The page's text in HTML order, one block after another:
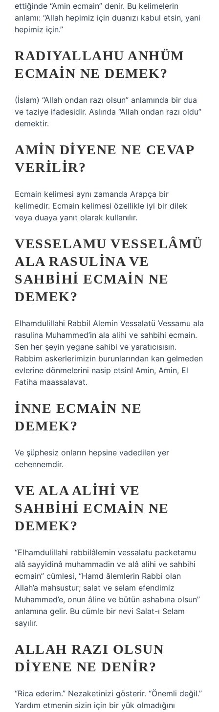
ettiğinde “Amin ecmain” denir. Bu kelimelerin
anlamı: “Allah hepimiz için duanızı kabul etsin, yani
hepimiz için.”
RADIYALLAHU ANHÜM
ECMAIN NE DEMEK?
(İslam) “Allah ondan razı olsun” anlamında bir dua
ve taziye ifadesidir. Aslında “Allah ondan razı oldu”
demektir.
AMIN DIYENE NE CEVAP
VERILIR?
Ecmain kelimesi aynı zamanda Arapça bir
kelimedir. Ecmain kelimesi özellikle iyi bir dilek
veya duaya yanıt olarak kullanılır.
VESSELAMU VESSELÂMÜ
ALA RASULINA VE
SAHBIHI ECMAIN NE
DEMEK?
Elhamdulillahi Rabbil Alemin Vessalatü Vessamu ala
rasulina Muhammed’in ala alihi ve sahbihi ecmain.
Sen her şeyin yegane sahibi ve yaratıcısısın.
Rabbim askerlerimizin burunlarından kan gelmeden
evlerine dönmelerini nasip etsin! Amin, Amin, El
Fatiha maassalavat.
İNNE ECMAIN NE
DEMEK?
Ve şüphesiz onların hepsine vadedilen yer
cehennemdir.
VE ALA ALIHI VE
SAHBIHI ECMAIN NE
DEMEK?
“Elhamdulillahi rabbilâlemin vessalatu packetamu
alâ sayyidinâ muhammadin ve alâ alihi ve sahbihi
ecmain” cümlesi, “Hamd âlemlerin Rabbi olan
Allah’a mahsustur; salat ve selam efendimiz
Muhammed’e, onun âline ve bütün ashabına olsun”
anlamına gelir. Bu cümle bir nevi Salat-ı Selam
sayılır.
ALLAH RAZI OLSUN
DIYENE NE DENIR?
“Rica ederim.” Nezaketinizi gösterir. “Önemli değil.”
Yardım etmenin sizin için bir yük olmadığını